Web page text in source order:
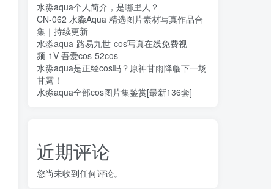
水淼aqua个人简介，是哪里人？
CN-062 水淼Aqua 精选图片素材写真作品合
集｜持续更新
水淼aqua-路易九世-cos写真在线免费视
频-1V-吾爱cos-52cos
水淼aqua是正经cos吗？原神甘雨降临下一场
甘露！
水淼aqua全部cos图片集鉴赏[最新136套]
近期评论
您尚未收到任何评论。